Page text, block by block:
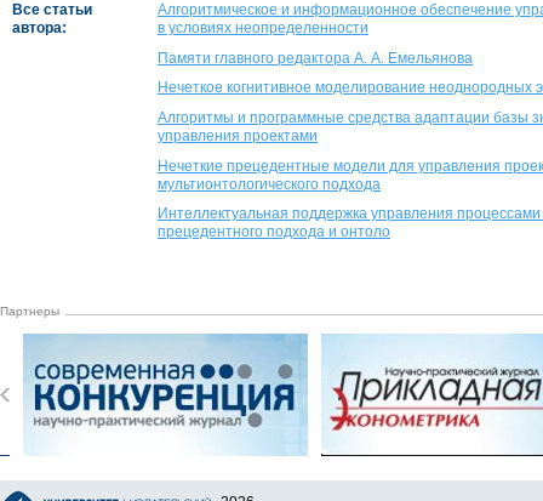
Все статьи
автора:
Алгоритмическое и информационное обеспечение
в условиях неопределенности
Памяти главного редактора А. А. Емельянова
Нечеткое когнитивное моделирование неоднородных
Алгоритмы и программные средства адаптации базы
управления проектами
Нечеткие прецедентные модели для управления
мультионтологического подхода
Интеллектуальная поддержка управления
прецедентного подхода и онтоло
Партнеры